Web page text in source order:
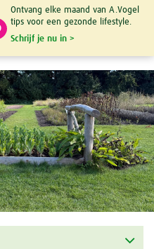
Ontvang elke maand van A.Vogel
tips voor een gezonde lifestyle.
Schrijf je nu in >